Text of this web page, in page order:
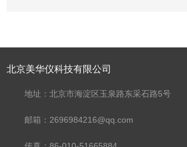
北京美华仪科技有限公司
地址：北京市海淀区玉泉路东采石路5号
邮箱：2696984216@qq.com